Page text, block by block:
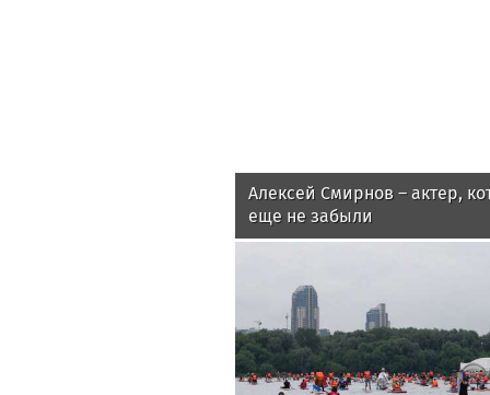
Алексей Смирнов – актер,
еще не забыли